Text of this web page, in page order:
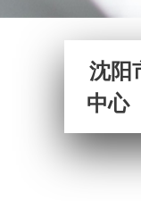
沈阳
中心